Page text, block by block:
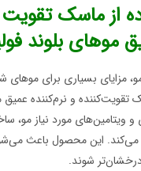
از ماسک
موهای بلوند
مزایای بسیاری برای موهای
تقویت‌کننده و نرم‌کننده عمیق
و ویتامین‌های مورد نیاز مو،
می‌کند. این محصول باعث
شوند.